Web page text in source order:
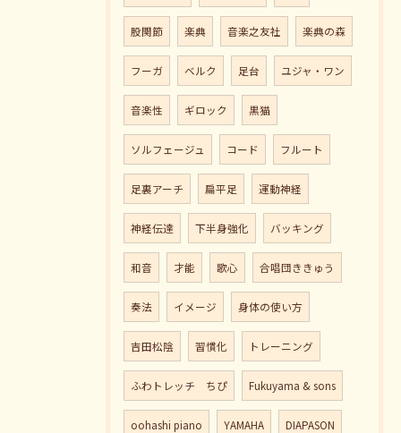
股関節 楽典 音楽之友社 楽典の森
フーガ ベルク 足台 ユジャ・ワン
音楽性 ギロック 黒猫
ソルフェージュ コード フルート
足裏アーチ 扁平足 運動神経
神経伝達 下半身強化 バッキング
和音 才能 歌心 合唱団ききゅう
奏法 イメージ 身体の使い方
吉田松陰 習慣化 トレーニング
ふわトレッチ ちぴ Fukuyama & sons
oohashi piano YAMAHA DIAPASON